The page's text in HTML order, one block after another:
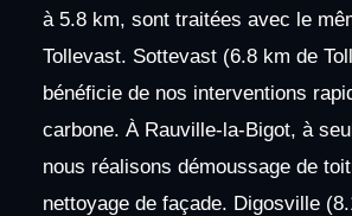
à 5.8 km, sont traitées avec le
Tollevast. Sottevast (6.8 km de
bénéficie de nos interventions
carbone. À Rauville-la-Bigot, à
nous réalisons démoussage de
nettoyage de façade. Digosville